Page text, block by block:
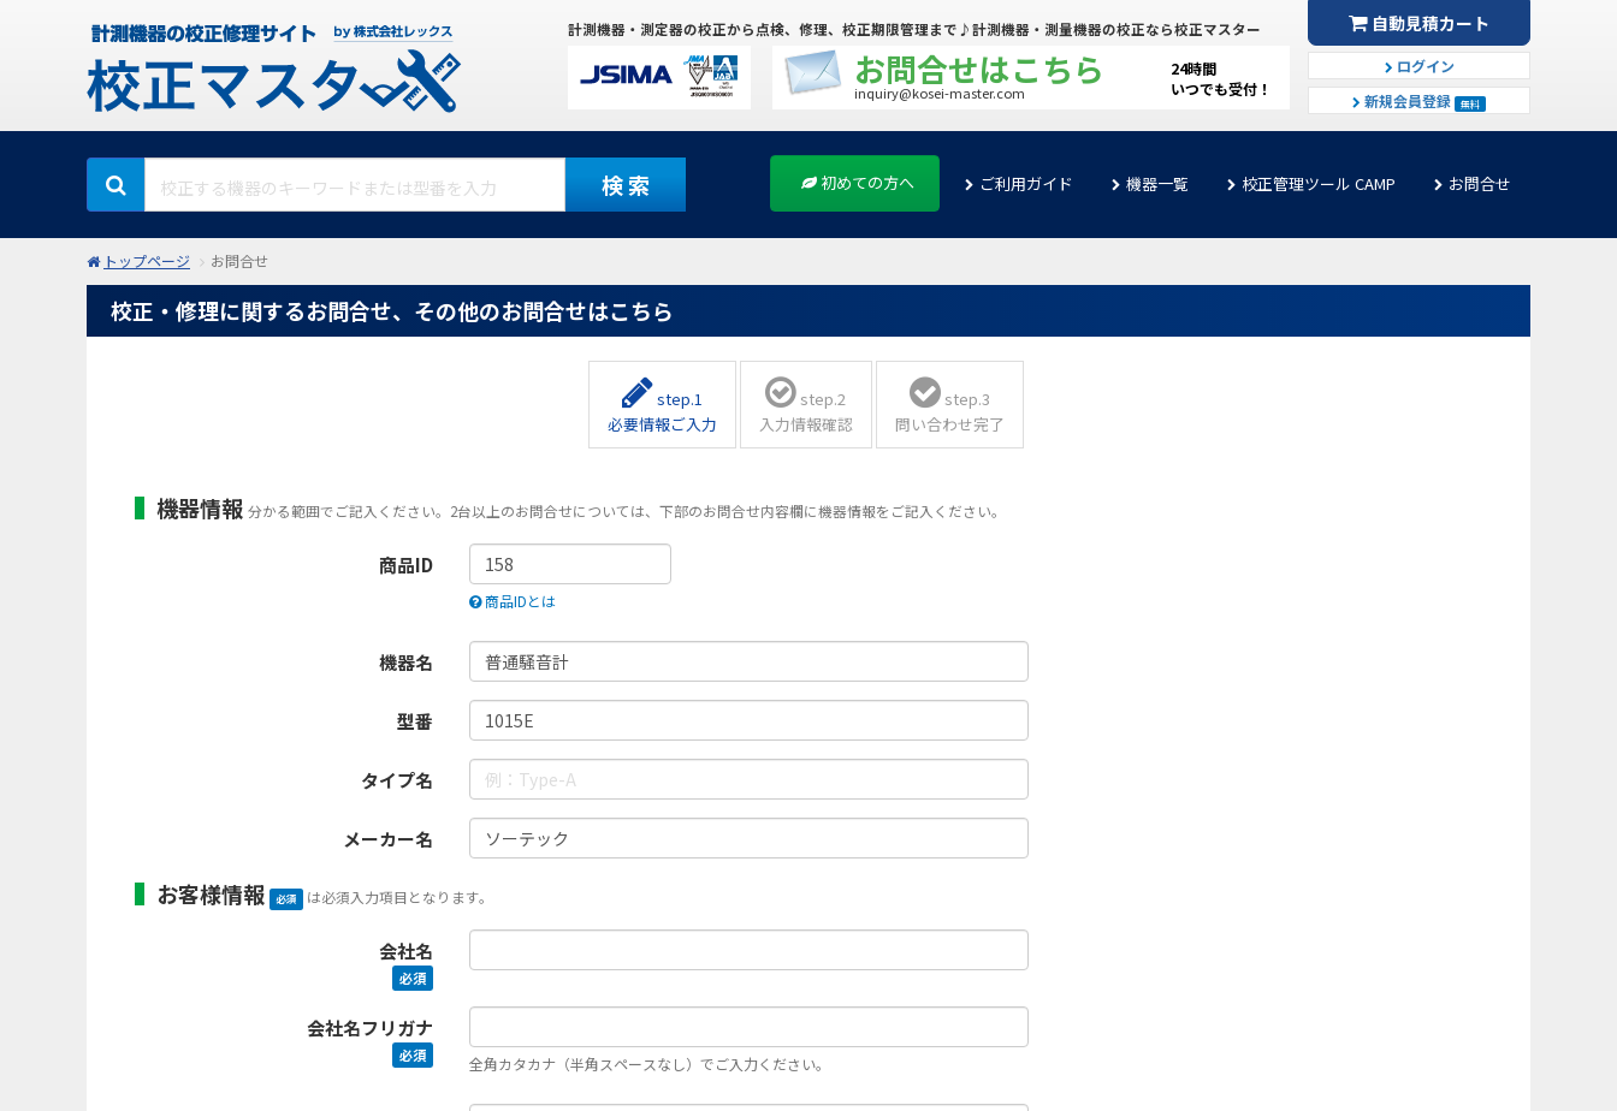
計測機器・測定器の校正から点検、修理、校正期限管理まで♪計測機器・測量機器の校正なら校正マスター
24時間
いつでも受付！
お問合せはこちら
inquiry@kosei-master.com
自動見積カート
ログイン
新規会員登録
無料
検 索 初めての方へ ご利用ガイド 機器一覧 校正管理ツール CAMP お問合せ
トップページ お問合せ
校正・修理に関するお問合せ、その他のお問合せはこちら
step.1
必要情報ご入力
step.2
入力情報確認
step.3
問い合わせ完了
機器情報 分かる範囲でご記入ください。2台以上のお問合せについては、下部のお問合せ内容欄に機器情報をご記入ください。
商品ID
商品IDとは
機器名
型番
タイプ名
メーカー名
お客様情報 必須 は必須入力項目となります。
会社名
必須
会社名フリガナ
必須 全角カタカナ（半角スペースなし）でご入力ください。